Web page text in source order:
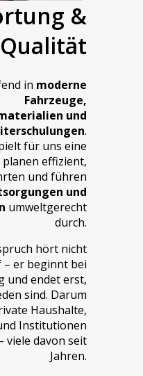
&
Qualität
in moderne
Fahrzeuge,
und
.
für uns eine
planen effizient,
und führen
und
umweltgerecht
durch.
hört nicht
er beginnt bei
und endet erst,
sind. Darum
Haushalte,
Institutionen
viele davon seit
Jahren.